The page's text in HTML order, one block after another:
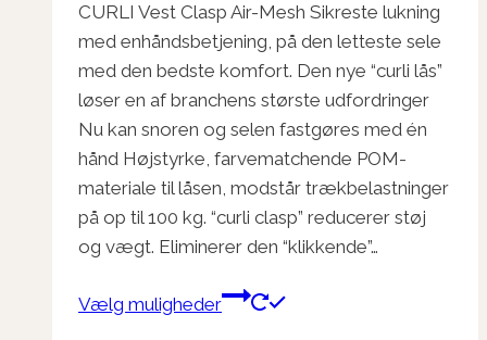
til
kr. 250,00
CURLI Vest Clasp Air-Mesh Sikreste lukning
med enhåndsbetjening, på den letteste sele
med den bedste komfort. Den nye “curli lås”
løser en af ​​branchens største udfordringer
Nu kan snoren og selen fastgøres med én
hånd Højstyrke, farvematchende POM-
materiale til låsen, modstår trækbelastninger
på op til 100 kg. “curli clasp” reducerer støj
og vægt. Eliminerer den “klikkende”…
Vælg muligheder
Dette